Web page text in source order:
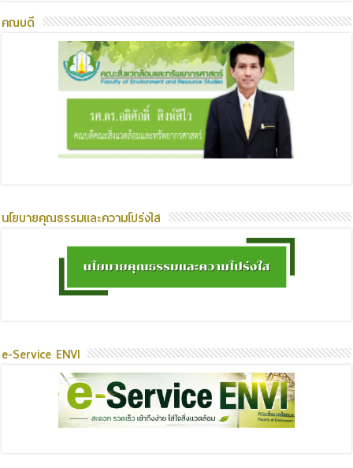
คณบดี
นโยบายคุณธรรมและความโปร่งใส
e-Service ENVI